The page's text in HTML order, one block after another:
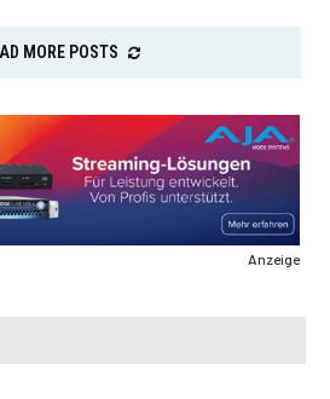
MORE POSTS
Anzeige